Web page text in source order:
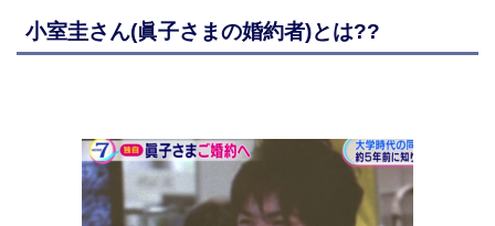
小室圭さん(眞子さまの婚約者)とは??